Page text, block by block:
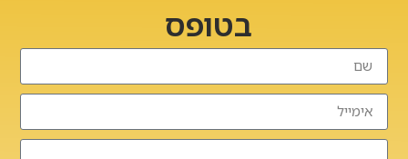
בטופס